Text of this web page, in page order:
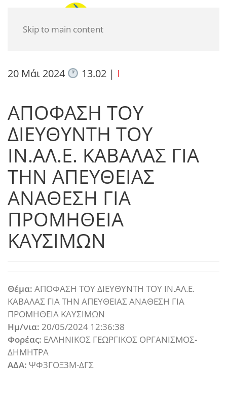
Skip to main content
20 Μάι 2024 13.02| I
ΑΠΟΦΑΣΗ ΤΟΥ
ΔΙΕΥΘΥΝΤΗ ΤΟΥ
ΙΝ.ΑΛ.Ε. ΚΑΒΑΛΑΣ ΓΙΑ
ΤΗΝ ΑΠΕΥΘΕΙΑΣ
ΑΝΑΘΕΣΗ ΓΙΑ
ΠΡΟΜΗΘΕΙΑ
ΚΑΥΣΙΜΩΝ
Θέμα: ΑΠΟΦΑΣΗ ΤΟΥ ΔΙΕΥΘΥΝΤΗ ΤΟΥ ΙΝ.ΑΛ.Ε.
ΚΑΒΑΛΑΣ ΓΙΑ ΤΗΝ ΑΠΕΥΘΕΙΑΣ ΑΝΑΘΕΣΗ ΓΙΑ
ΠΡΟΜΗΘΕΙΑ ΚΑΥΣΙΜΩΝ
Ημ/νια: 20/05/2024 12:36:38
Φορέας: ΕΛΛΗΝΙΚΟΣ ΓΕΩΡΓΙΚΟΣ ΟΡΓΑΝΙΣΜΟΣ-
ΔΗΜΗΤΡΑ
ΑΔΑ: ΨΦ3ΓΟΞ3Μ-ΔΓΣ